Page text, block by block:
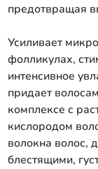
предотвращая
Усиливает
фолликулах,
интенсивное
придает
комплексе с
кислородом
волокна волос,
блестящими,